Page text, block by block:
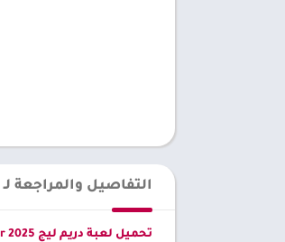
التفاصيل والمراجعة لـ DREAM LEAGUE SOCCER 2025
تحميل لعبة دريم ليج Dream League Soccer 2025 مهكره